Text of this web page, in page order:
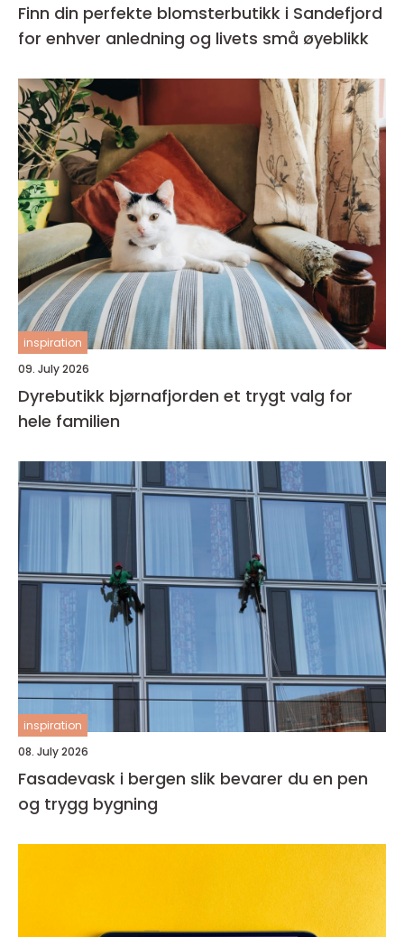
Finn din perfekte blomsterbutikk i Sandefjord
for enhver anledning og livets små øyeblikk
inspiration
09. July 2026
Dyrebutikk bjørnafjorden et trygt valg for
hele familien
inspiration
08. July 2026
Fasadevask i bergen slik bevarer du en pen
og trygg bygning